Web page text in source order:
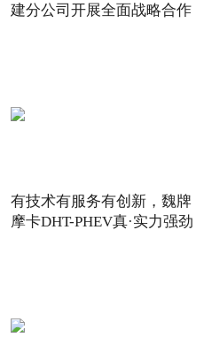
建分公司开展全面战略合作
有技术有服务有创新，魏牌
摩卡DHT-PHEV真·实力强劲